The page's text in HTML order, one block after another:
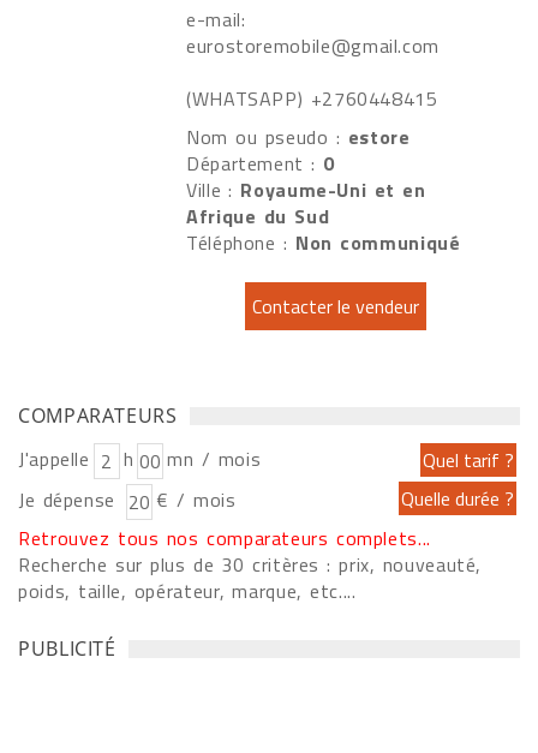
e-mail:
eurostoremobile@gmail.com
(WHATSAPP) +2760448415
Nom ou pseudo : estore
Département : 0
Ville : Royaume-Uni et en
Afrique du Sud
Téléphone : Non communiqué
COMPARATEURS
J'appelle h
mn / mois
Je dépense
€ / mois
Retrouvez tous nos comparateurs complets...
Recherche sur plus de 30 critères : prix, nouveauté,
poids, taille, opérateur, marque, etc....
PUBLICITÉ